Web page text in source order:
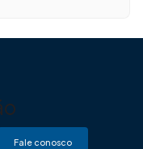
Fale conosco